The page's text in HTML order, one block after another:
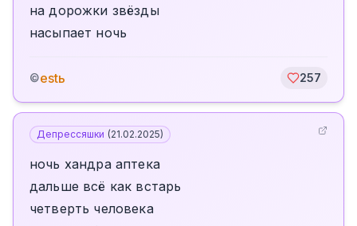
на дорожки звёзды
насыпает ночь
©estь 257
Депрессяшки (21.02.2025)
ночь хандра аптека
дальше всё как встарь
четверть человека